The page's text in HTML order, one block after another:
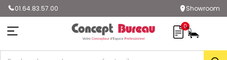
01.64.83.57.00 Showroom
0